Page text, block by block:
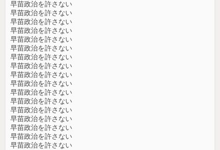
早苗政治を許さない
早苗政治を許さない
早苗政治を許さない
早苗政治を許さない
早苗政治を許さない
早苗政治を許さない
早苗政治を許さない
早苗政治を許さない
早苗政治を許さない
早苗政治を許さない
早苗政治を許さない
早苗政治を許さない
早苗政治を許さない
早苗政治を許さない
早苗政治を許さない
早苗政治を許さない
早苗政治を許さない